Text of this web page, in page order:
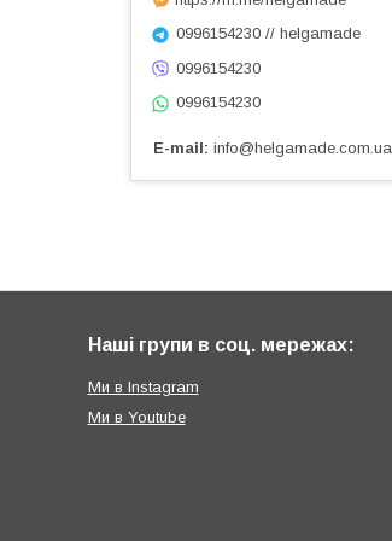
0996154230 // helgamade
0996154230
0996154230
E-mail info@helgamade.com.ua
Наші групи в соц. мережах:
Ми в Instagram
Ми в Youtube